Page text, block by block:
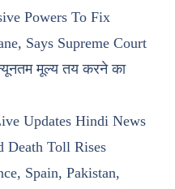
Powers To Fix
Says Supreme Court
मूल्य तय करने का
Updates Hindi News
Death Toll Rises
Spain, Pakistan,